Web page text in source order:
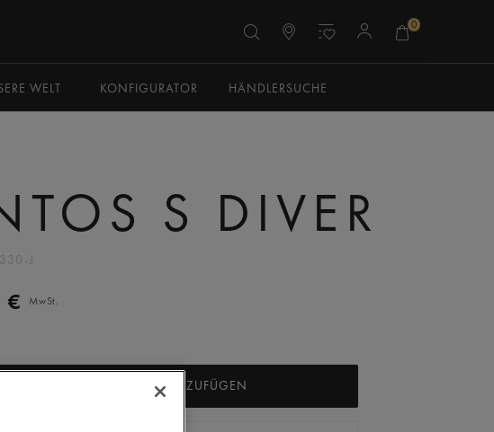
0
WELT KONFIGURATOR HÄNDLERSUCHE
S DIVER
J
€ MwSt.
ZUM WARENKORB HINZUFÜGEN